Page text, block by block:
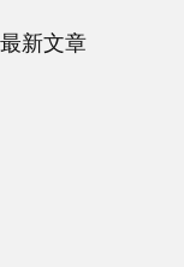
最新文章